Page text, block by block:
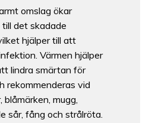
omslag ökar
det skadade
hjälper till att
Värmen hjälper
lindra smärtan för
rekommenderas vid
blåmärken, mugg,
sår, fång och strålröta.